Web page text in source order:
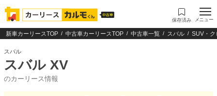
保存済み メニュー
新車カーリースTOP 中古車カーリースTOP 中古車一覧 スバル SUV・ク
スバル
スバル XV
のカーリース情報